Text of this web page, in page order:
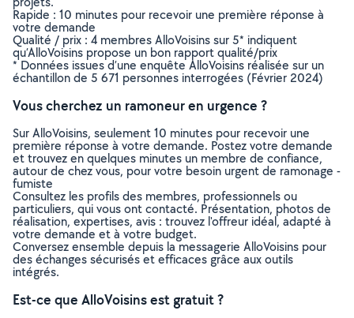
Rapide : 10 minutes pour recevoir une première réponse à
votre demande
Qualité / prix : 4 membres AlloVoisins sur 5* indiquent
qu’AlloVoisins propose un bon rapport qualité/prix
* Données issues d’une enquête AlloVoisins réalisée sur un
échantillon de 5 671 personnes interrogées (Février 2024)
Vous cherchez un ramoneur en urgence ?
Sur AlloVoisins, seulement 10 minutes pour recevoir une
première réponse à votre demande. Postez votre demande
et trouvez en quelques minutes un membre de confiance,
autour de chez vous, pour votre besoin urgent de ramonage -
fumiste
Consultez les profils des membres, professionnels ou
particuliers, qui vous ont contacté. Présentation, photos de
réalisation, expertises, avis : trouvez l'offreur idéal, adapté à
votre demande et à votre budget.
Conversez ensemble depuis la messagerie AlloVoisins pour
des échanges sécurisés et efficaces grâce aux outils
intégrés.
Est-ce que AlloVoisins est gratuit ?